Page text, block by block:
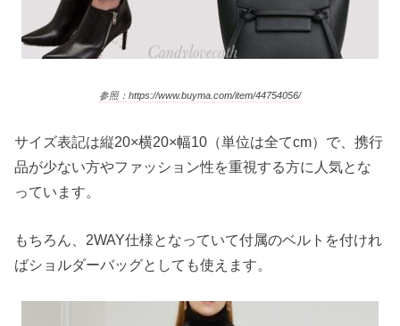
参照：https://www.buyma.com/item/44754056/
サイズ表記は縦20×横20×幅10（単位は全てcm）で、携行
品が少ない方やファッション性を重視する方に人気とな
っています。
もちろん、2WAY仕様となっていて付属のベルトを付けれ
ばショルダーバッグとしても使えます。